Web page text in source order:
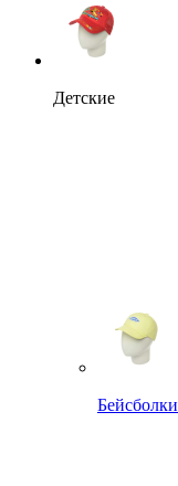
Детские
Бейсболки